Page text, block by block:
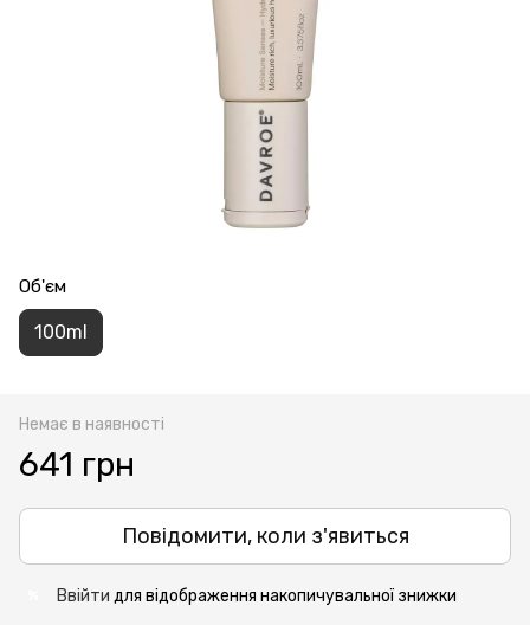
Об'єм
100ml
Немає в наявності
641 грн
Повідомити, коли з'явиться
Ввійти для відображення накопичувальної знижки